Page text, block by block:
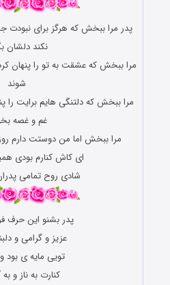
پدر مرا ببخش که هرگز برای نبودت
نکند دلشان
مرا ببخش که عشقت به تو را پنهان
شوند
مرا ببخش که دلتنگی هایم برایت را
غم و غصه
مرا ببخش اما من دوستت دارم
ای کاش کنارم بودی
شادی روح تمامی
پدر بشنو این حرف
عزیز و گرامی و
تویی مایه ی بود
کنارت به ناز و